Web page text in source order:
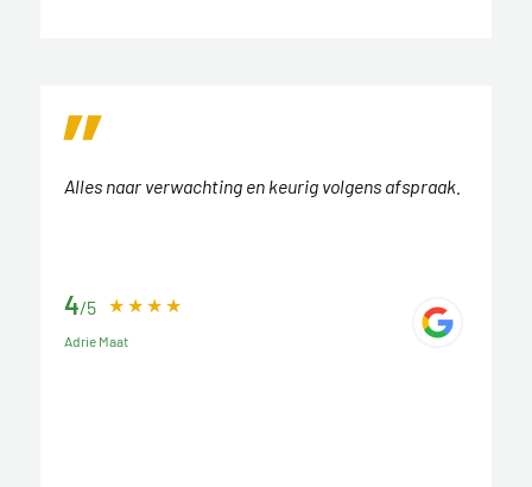
Alles naar verwachting en keurig volgens afspraak.
4/5
Adrie Maat